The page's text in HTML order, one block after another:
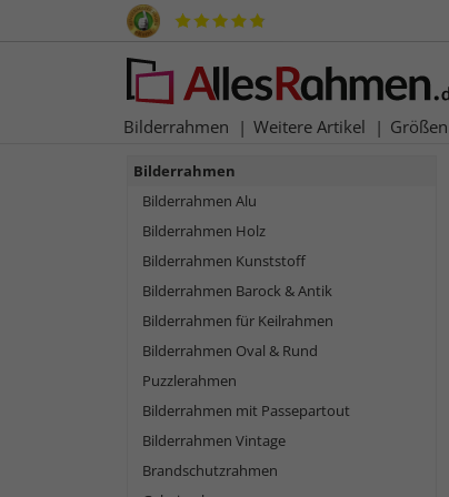
Bilderrahmen Weitere Artikel Größen
Bilderrahmen
Bilderrahmen Alu
Bilderrahmen Holz
Bilderrahmen Kunststoff
Bilderrahmen Barock & Antik
Bilderrahmen für Keilrahmen
Bilderrahmen Oval & Rund
Puzzlerahmen
Bilderrahmen mit Passepartout
Bilderrahmen Vintage
Brandschutzrahmen